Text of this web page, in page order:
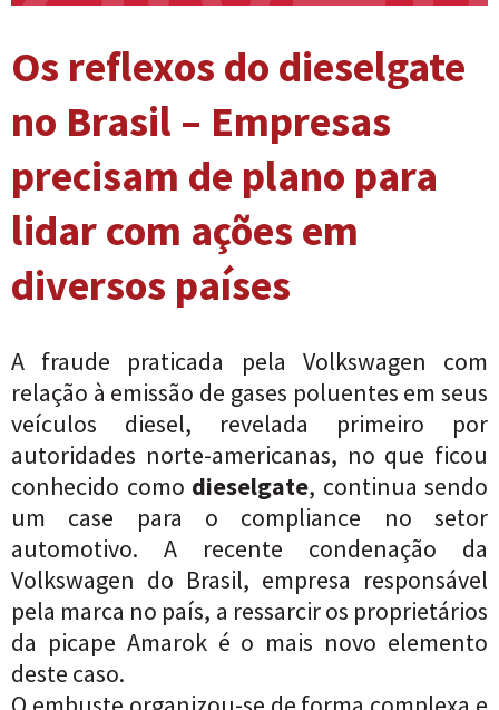
Os reflexos do dieselgate
no Brasil – Empresas
precisam de plano para
lidar com ações em
diversos países
A fraude praticada pela Volkswagen com
relação à emissão de gases poluentes em seus
veículos diesel, revelada primeiro por
autoridades norte-americanas, no que ficou
conhecido como dieselgate, continua sendo
um case para o compliance no setor
automotivo. A recente condenação da
Volkswagen do Brasil, empresa responsável
pela marca no país, a ressarcir os proprietários
da picape Amarok é o mais novo elemento
deste caso.